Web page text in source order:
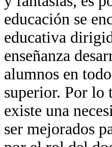
educación se
educativa
enseñanza
alumnos en
superior. Por lo
existe una
ser mejorados